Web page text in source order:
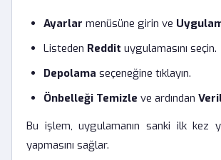
Ayarlar menüsüne girin ve
Listeden Reddit uygulamasını seçin.
Depolama seçeneğine tıklayın.
Önbelleği Temizle ve ardından
Bu işlem, uygulamanın sanki ilk kez
yapmasını sağlar.